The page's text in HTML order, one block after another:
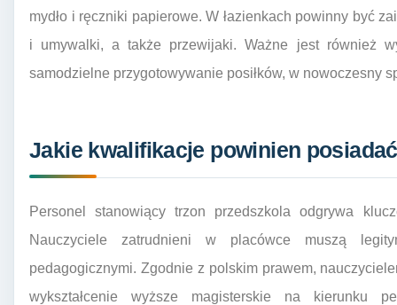
mydło i ręczniki papierowe. W łazienkach powinny być
i umywalki, a także przewijaki. Ważne jest również
samodzielne przygotowywanie posiłków, w nowoczesny
Jakie kwalifikacje powinien
Personel stanowiący trzon przedszkola odgrywa
Nauczyciele zatrudnieni w placówce muszą
pedagogicznymi. Zgodnie z polskim prawem,
wykształcenie wyższe magisterskie na kierunku